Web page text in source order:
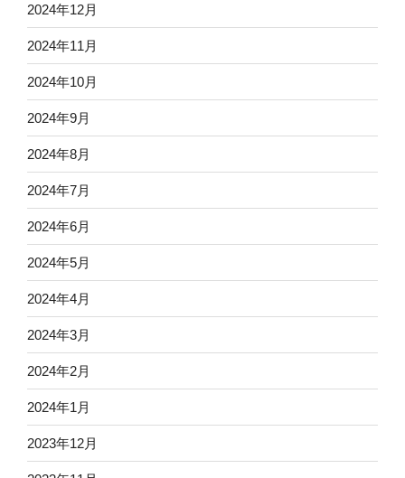
2024年12月
2024年11月
2024年10月
2024年9月
2024年8月
2024年7月
2024年6月
2024年5月
2024年4月
2024年3月
2024年2月
2024年1月
2023年12月